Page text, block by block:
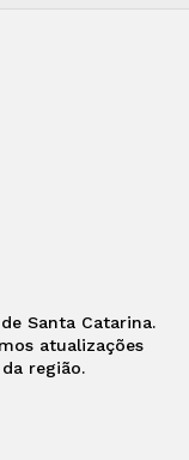
Santa Catarina.
atualizações
região.